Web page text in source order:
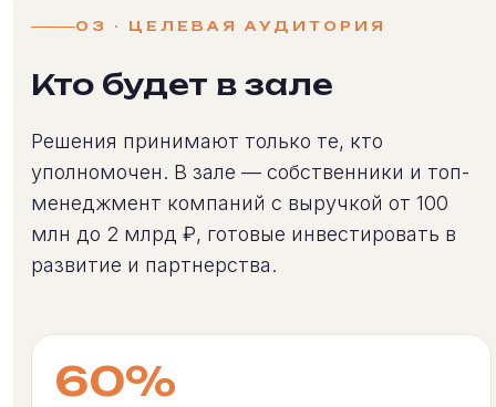
03 · ЦЕЛЕВАЯ АУДИТОРИЯ
Кто будет в зале
Решения принимают только те, кто
уполномочен. В зале — собственники и топ-
менеджмент компаний с выручкой от 100
млн до 2 млрд ₽, готовые инвестировать в
развитие и партнерства.
60%